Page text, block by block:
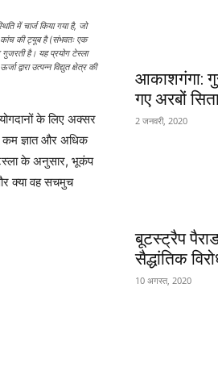
में चार्ज किया गया है, जो
कांच की ट्यूब है (संभवतः एक
है। यह प्रयोग टेस्ला
उत्पन्न विद्युत क्षेत्र की
के लिए अक्सर
कम ज्ञात और अधिक
के अनुसार, भूकंप
क्या वह सचमुच
आकाशगंगा:
गए अरबों
2 जनवरी, 2020
बूटस्ट्रैप
सैद्धांतिक
10 अगस्त, 2020